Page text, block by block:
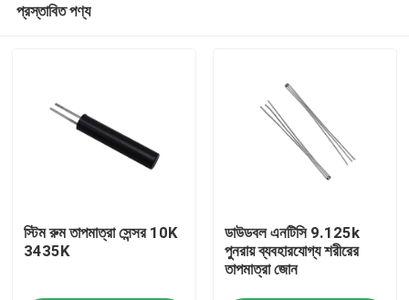
প্রস্তাবিত পণ্য
স্টিম রুম তাপমাত্রা সেন্সর 10K
3435K
ডাউডবল এনটিসি 9.125k
পুনরায় ব্যবহারযোগ্য শরীরের
তাপমাত্রা জোন